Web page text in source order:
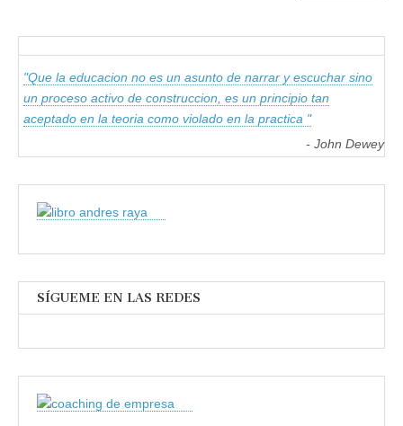
"Que la educacion no es un asunto de narrar y escuchar sino
un proceso activo de construccion, es un principio tan
aceptado en la teoria como violado en la practica "
- John Dewey
SÍGUEME EN LAS REDES